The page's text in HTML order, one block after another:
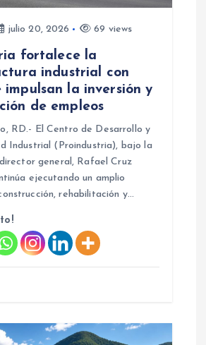
julio 20, 2026 69 views
fortalece la
industrial con
impulsan la inversión y
de empleos
RD.- El Centro de Desarrollo y
Industrial (Proindustria), bajo la
general, Rafael Cruz
ejecutando un amplio
rehabilitación y…